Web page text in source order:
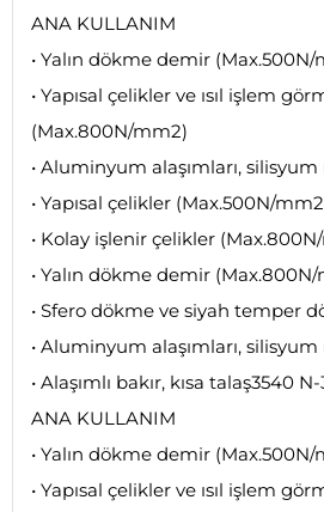
ANA KULLANIM
• Yalın dökme demir (Max.500N/
• Yapısal çelikler ve ısıl işlem
(Max.800N/mm2)
• Aluminyum alaşımları, silisyum
• Yapısal çelikler (Max.500N/
• Kolay işlenir çelikler
• Yalın dökme demir
• Sfero dökme ve siyah temper
• Aluminyum alaşımları,
• Alaşımlı bakır, kısa talaş3540
ANA KULLANIM
• Yalın dökme demir (Max.500N/
• Yapısal çelikler ve ısıl işlem